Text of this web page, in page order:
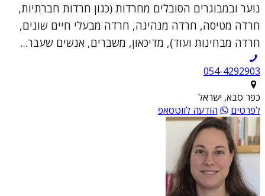
נוער ובמבוגרים הסובלים מחרדות (כגון חרדות חברתיות,
חרדה מטיסה, חרדה מנהיגה, חרדה מבעלי חיים שונים,
חרדה מבחינות ועוד), מדיכאון, משברים, אנשים שעבר...
054-4292903
כפר סבא, ישראל
לפרטים
הודעה לווטסאפ